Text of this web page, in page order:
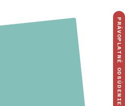
PRÁVOPLATNÉ ODSÚDENIE